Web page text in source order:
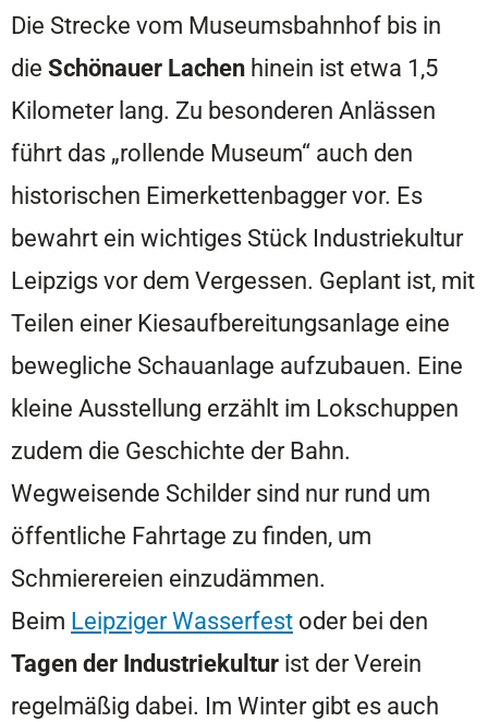
Die Strecke vom Museumsbahnhof bis in
die Schönauer Lachen hinein ist etwa 1,5
Kilometer lang. Zu besonderen Anlässen
führt das „rollende Museum“ auch den
historischen Eimerkettenbagger vor. Es
bewahrt ein wichtiges Stück Industriekultur
Leipzigs vor dem Vergessen. Geplant ist, mit
Teilen einer Kiesaufbereitungsanlage eine
bewegliche Schauanlage aufzubauen. Eine
kleine Ausstellung erzählt im Lokschuppen
zudem die Geschichte der Bahn.
Wegweisende Schilder sind nur rund um
öffentliche Fahrtage zu finden, um
Schmierereien einzudämmen.
Beim Leipziger Wasserfest oder bei den
Tagen der Industriekultur ist der Verein
regelmäßig dabei. Im Winter gibt es auch